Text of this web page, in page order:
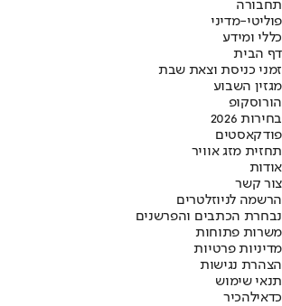
תחבורה
פוליטי-מדיני
כללי ומידע
דף הבית
זמני כניסת וצאת שבת
מגזין השבוע
הורוסקופ
בחירות 2026
פודקאסטים
תחזית מזג אוויר
אודות
צור קשר
הרשמה לניוזלטרים
נבחרת הכתבים והפרשנים
משרות פתוחות
מדיניות פרטיות
הצהרת נגישות
תנאי שימוש
כדאילהכיר